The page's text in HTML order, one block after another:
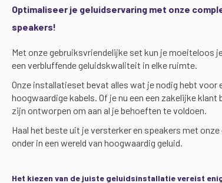
Optimaliseer je geluidservaring met onze
speakers!
Met onze gebruiksvriendelijke set kun je moeiteloos
een verbluffende geluidskwaliteit in elke ruimte.
Onze installatieset bevat alles wat je nodig hebt
hoogwaardige kabels. Of je nu een een zakelijke
zijn ontworpen om aan al je behoeften te voldoen.
Haal het beste uit je versterker en speakers met
onder in een wereld van hoogwaardig geluid.
Het kiezen van de juiste geluidsinstallatie vereist